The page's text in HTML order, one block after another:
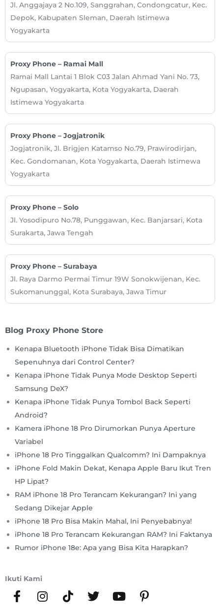
Jl. Anggajaya 2 No.109, Sanggrahan, Condongcatur, Kec.
Depok, Kabupaten Sleman, Daerah Istimewa
Yogyakarta
Proxy Phone – Ramai Mall​
Ramai Mall Lantai 1 Blok C03 Jalan Ahmad Yani No. 73,
Ngupasan, Yogyakarta, Kota Yogyakarta, Daerah
Istimewa Yogyakarta
Proxy Phone – Jogjatronik
Jogjatronik, Jl. Brigjen Katamso No.79, Prawirodirjan,
Kec. Gondomanan, Kota Yogyakarta, Daerah Istimewa
Yogyakarta
Proxy Phone – Solo
Jl. Yosodipuro No.78, Punggawan, Kec. Banjarsari, Kota
Surakarta, Jawa Tengah
Proxy Phone – Surabaya​
Jl. Raya Darmo Permai Timur 19W Sonokwijenan, Kec.
Sukomanunggal, Kota Surabaya, Jawa Timur
Blog Proxy Phone Store
Kenapa Bluetooth iPhone Tidak Bisa Dimatikan
Sepenuhnya dari Control Center?
Kenapa iPhone Tidak Punya Mode Desktop Seperti
Samsung DeX?
Kenapa iPhone Tidak Punya Tombol Back Seperti
Android?
Kamera iPhone 18 Pro Dirumorkan Punya Aperture
Variabel
iPhone 18 Pro Tinggalkan Qualcomm? Ini Dampaknya
iPhone Fold Makin Dekat, Kenapa Apple Baru Ikut Tren
HP Lipat?
RAM iPhone 18 Pro Terancam Kekurangan? Ini yang
Sedang Dikejar Apple
iPhone 18 Pro Bisa Makin Mahal, Ini Penyebabnya!
iPhone 18 Pro Terancam Kekurangan RAM? Ini Faktanya
Rumor iPhone 18e: Apa yang Bisa Kita Harapkan?
Ikuti Kami
F
a
I
n
T
i
T
w
Y
o
P
i